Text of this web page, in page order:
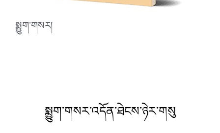
སྨྱུག་གསར།
སྨྱུག་གསར་འདོན་ཐེངས་ཉེར་གསུ